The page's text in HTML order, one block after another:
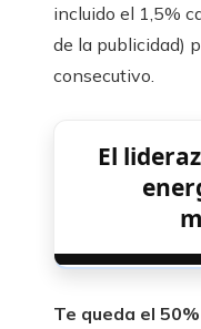
incluido el 1,5%
de la publicidad)
consecutivo.
El
Te queda el